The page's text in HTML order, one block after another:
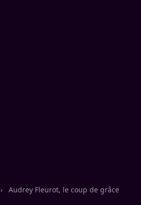
› Audrey Fleurot, le coup de grâce